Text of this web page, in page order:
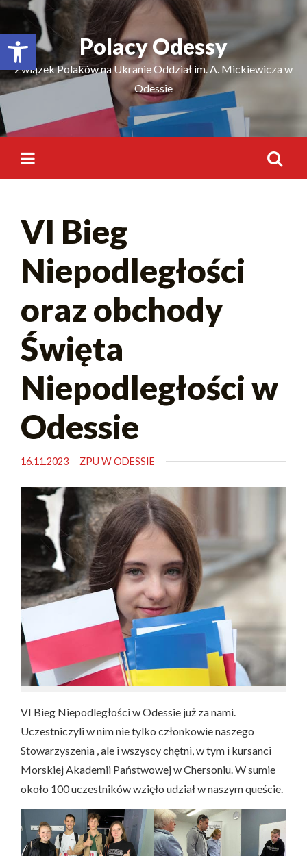
Відкрити Панель інструментівPolacy Odessy
Związek Polaków na Ukranie Oddział im. A. Mickiewicza w
Odessie
VI Bieg
Niepodległości
oraz obchody
Święta
Niepodległości w
Odessie
16.11.2023 ZPU W ODESSIE
VI Bieg Niepodległości w Odessie już za nami.
Uczestniczyli w nim nie tylko członkowie naszego
Stowarzyszenia , ale i wszyscy chętni, w tym i kursanci
Morskiej Akademii Państwowej w Chersoniu. W sumie
około 100 uczestników wzięło udział w naszym queście.